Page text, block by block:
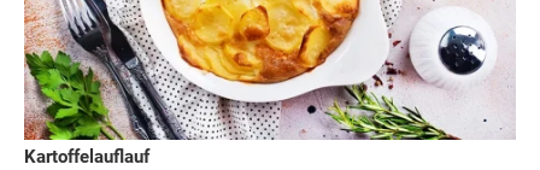
Kartoffelauflauf